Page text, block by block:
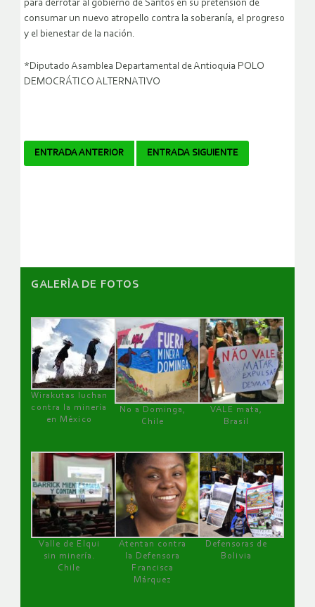
para derrotar al gobierno de Santos en su pretensión de
consumar un nuevo atropello contra la soberanía, el progreso
y el bienestar de la nación.
*Diputado Asamblea Departamental de Antioquia POLO
DEMOCRÁTICO ALTERNATIVO
Navegador
ENTRADA ANTERIOR ENTRADA SIGUIENTE
GALERÌA DE FOTOS
Wirakutas luchan
contra la minería
en México
No a Dominga,
Chile
VALE mata,
Brasil
Valle de Elqui
sin minería.
Chile
Atentan contra
la Defensora
Francisca
Márquez
Defensoras de
Bolivia